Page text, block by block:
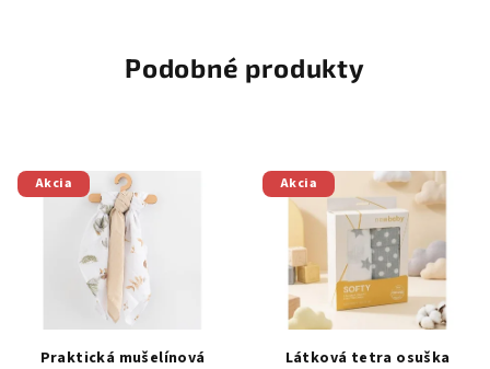
Podobné produkty
Akcia
Praktická mušelínová
Akcia
Látková tetra osuška